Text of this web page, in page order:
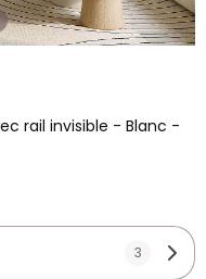
rail invisible - Blanc -
3